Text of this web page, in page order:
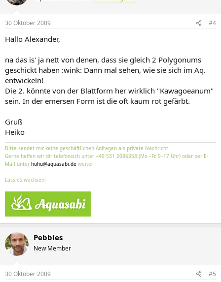
30 Oktober 2009 #4
Hallo Alexander,
na das is' ja nett von denen, dass sie gleich 2 Polygonums
geschickt haben :wink: Dann mal sehen, wie sie sich im Aq.
entwickeln!
Die 2. könnte von der Blattform her wirklich "Kawagoeanum"
sein. In der emersen Form ist die oft kaum rot gefärbt.
Gruß
Heiko
Bitte sendet mir keine geschäftlichen Anfragen als private Nachricht.
Gerne helfen wir dir telefonisch unter +49 531 2086358 (Mo.–Fr. 9–17 Uhr) oder per E-
Mail unter huhu@aquasabi.de weiter.
Lass es wachsen!
Pebbles
New Member
30 Oktober 2009 #5